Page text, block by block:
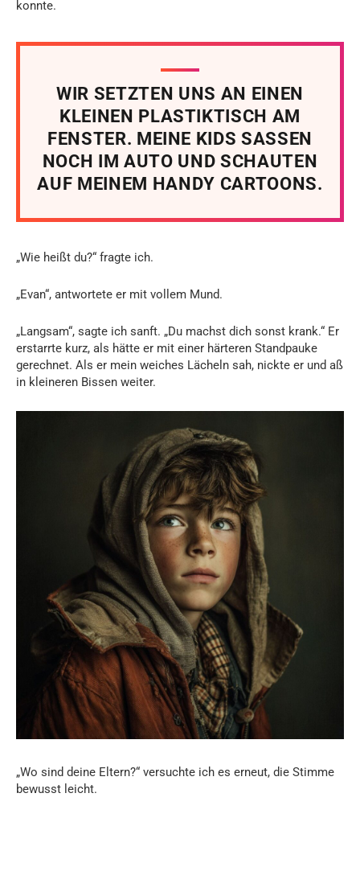
konnte.
WIR SETZTEN UNS AN EINEN
KLEINEN PLASTIKTISCH AM
FENSTER. MEINE KIDS SASSEN
NOCH IM AUTO UND SCHAUTEN
AUF MEINEM HANDY CARTOONS.
„Wie heißt du?“ fragte ich.
„Evan“, antwortete er mit vollem Mund.
„Langsam“, sagte ich sanft. „Du machst dich sonst krank.“ Er
erstarrte kurz, als hätte er mit einer härteren Standpauke
gerechnet. Als er mein weiches Lächeln sah, nickte er und aß
in kleineren Bissen weiter.
„Wo sind deine Eltern?“ versuchte ich es erneut, die Stimme
bewusst leicht.